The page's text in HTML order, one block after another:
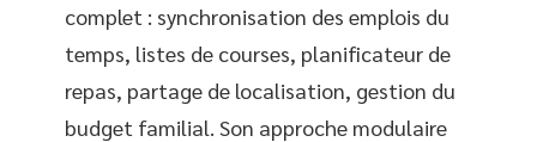
complet : synchronisation des emplois du
temps, listes de courses, planificateur de
repas, partage de localisation, gestion du
budget familial. Son approche modulaire